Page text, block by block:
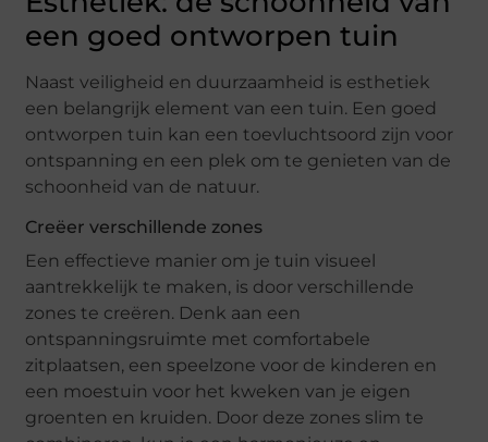
een goed ontworpen tuin
Naast veiligheid en duurzaamheid is esthetiek
een belangrijk element van een tuin. Een goed
ontworpen tuin kan een toevluchtsoord zijn voor
ontspanning en een plek om te genieten van de
schoonheid van de natuur.
Creëer verschillende zones
Een effectieve manier om je tuin visueel
aantrekkelijk te maken, is door verschillende
zones te creëren. Denk aan een
ontspanningsruimte met comfortabele
zitplaatsen, een speelzone voor de kinderen en
een moestuin voor het kweken van je eigen
groenten en kruiden. Door deze zones slim te